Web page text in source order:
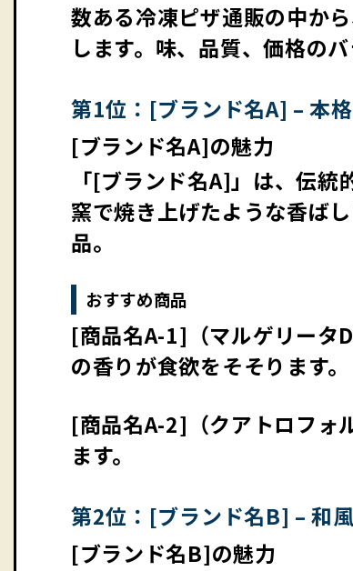
数ある冷凍ピザ通販の中か
します。味、品質、価格の
第1位：[ブランド名A] – 本
[ブランド名A]の魅力
「[ブランド名A]」は、伝
窯で焼き上げたような香ば
品。
おすすめ商品
[商品名A-1]（マルゲリータ
の香りが食欲をそそります。
[商品名A-2]（クアトロフォ
ます。
第2位：[ブランド名B] – 和
[ブランド名B]の魅力